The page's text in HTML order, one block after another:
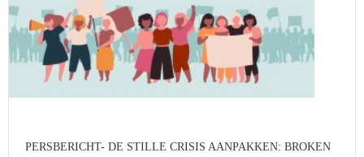
PERSBERICHT- DE STILLE CRISIS AANPAKKEN: BROKEN